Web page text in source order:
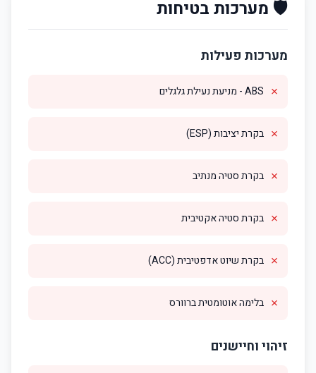
🛡️ מערכות בטיחות
מערכות פעילות
✗ ABS - מניעת נעילת גלגלים
✗ בקרת יציבות (ESP)
✗ בקרת סטיה מנתיב
✗ בקרת סטיה אקטיבית
✗ בקרת שיוט אדפטיבית (ACC)
✗ בלימה אוטומטית ברוורס
זיהוי וחיישנים